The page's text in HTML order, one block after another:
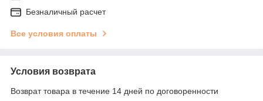
Безналичный расчет
Все условия оплаты
Условия возврата
Возврат товара в течение 14 дней по договоренности